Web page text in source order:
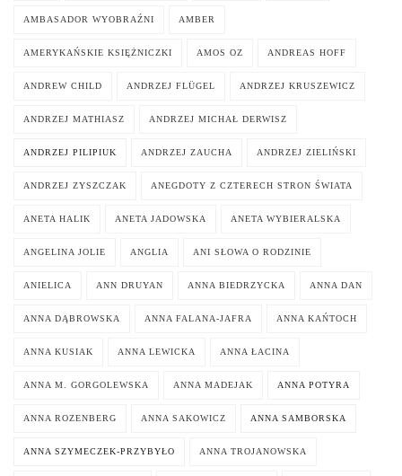
AMBASADOR WYOBRAŹNI AMBER
AMERYKAŃSKIE KSIĘŻNICZKI AMOS OZ ANDREAS HOFF
ANDREW CHILD ANDRZEJ FLÜGEL ANDRZEJ KRUSZEWICZ
ANDRZEJ MATHIASZ ANDRZEJ MICHAŁ DERWISZ
ANDRZEJ PILIPIUK ANDRZEJ ZAUCHA ANDRZEJ ZIELIŃSKI
ANDRZEJ ZYSZCZAK ANEGDOTY Z CZTERECH STRON ŚWIATA
ANETA HALIK ANETA JADOWSKA ANETA WYBIERALSKA
ANGELINA JOLIE ANGLIA ANI SŁOWA O RODZINIE
ANIELICA ANN DRUYAN ANNA BIEDRZYCKA ANNA DAN
ANNA DĄBROWSKA ANNA FALANA-JAFRA ANNA KAŃTOCH
ANNA KUSIAK ANNA LEWICKA ANNA ŁACINA
ANNA M. GORGOLEWSKA ANNA MADEJAK ANNA POTYRA
ANNA ROZENBERG ANNA SAKOWICZ ANNA SAMBORSKA
ANNA SZYMECZEK-PRZYBYŁO ANNA TROJANOWSKA